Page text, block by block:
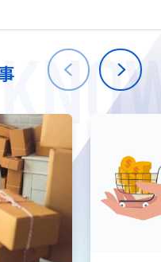
W2
プラグイン一覧
会社情報
TW